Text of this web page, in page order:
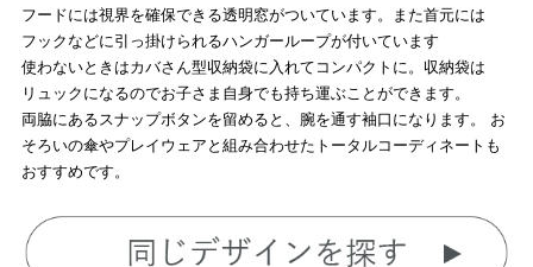
フードには視界を確保できる透明窓がついています。また首元には
フックなどに引っ掛けられるハンガーループが付いています
使わないときはカバさん型収納袋に入れてコンパクトに。収納袋は
リュックになるのでお子さま自身でも持ち運ぶことができます。
両脇にあるスナップボタンを留めると、腕を通す袖口になります。 お
そろいの傘やプレイウェアと組み合わせたトータルコーディネートも
おすすめです。